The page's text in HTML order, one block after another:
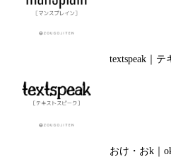
textspeak｜
おけ・おk｜